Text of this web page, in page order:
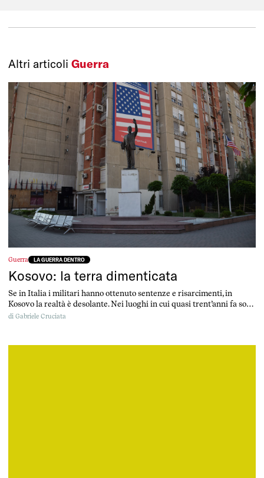
Altri articoli Guerra
Guerra LA GUERRA DENTRO
Kosovo: la terra dimenticata
Se in Italia i militari hanno ottenuto sentenze e risarcimenti, in
Kosovo la realtà è desolante. Nei luoghi in cui quasi trent’anni fa sono
cadute le bombe non ci sono ancora risposte.
di Gabriele Cruciata